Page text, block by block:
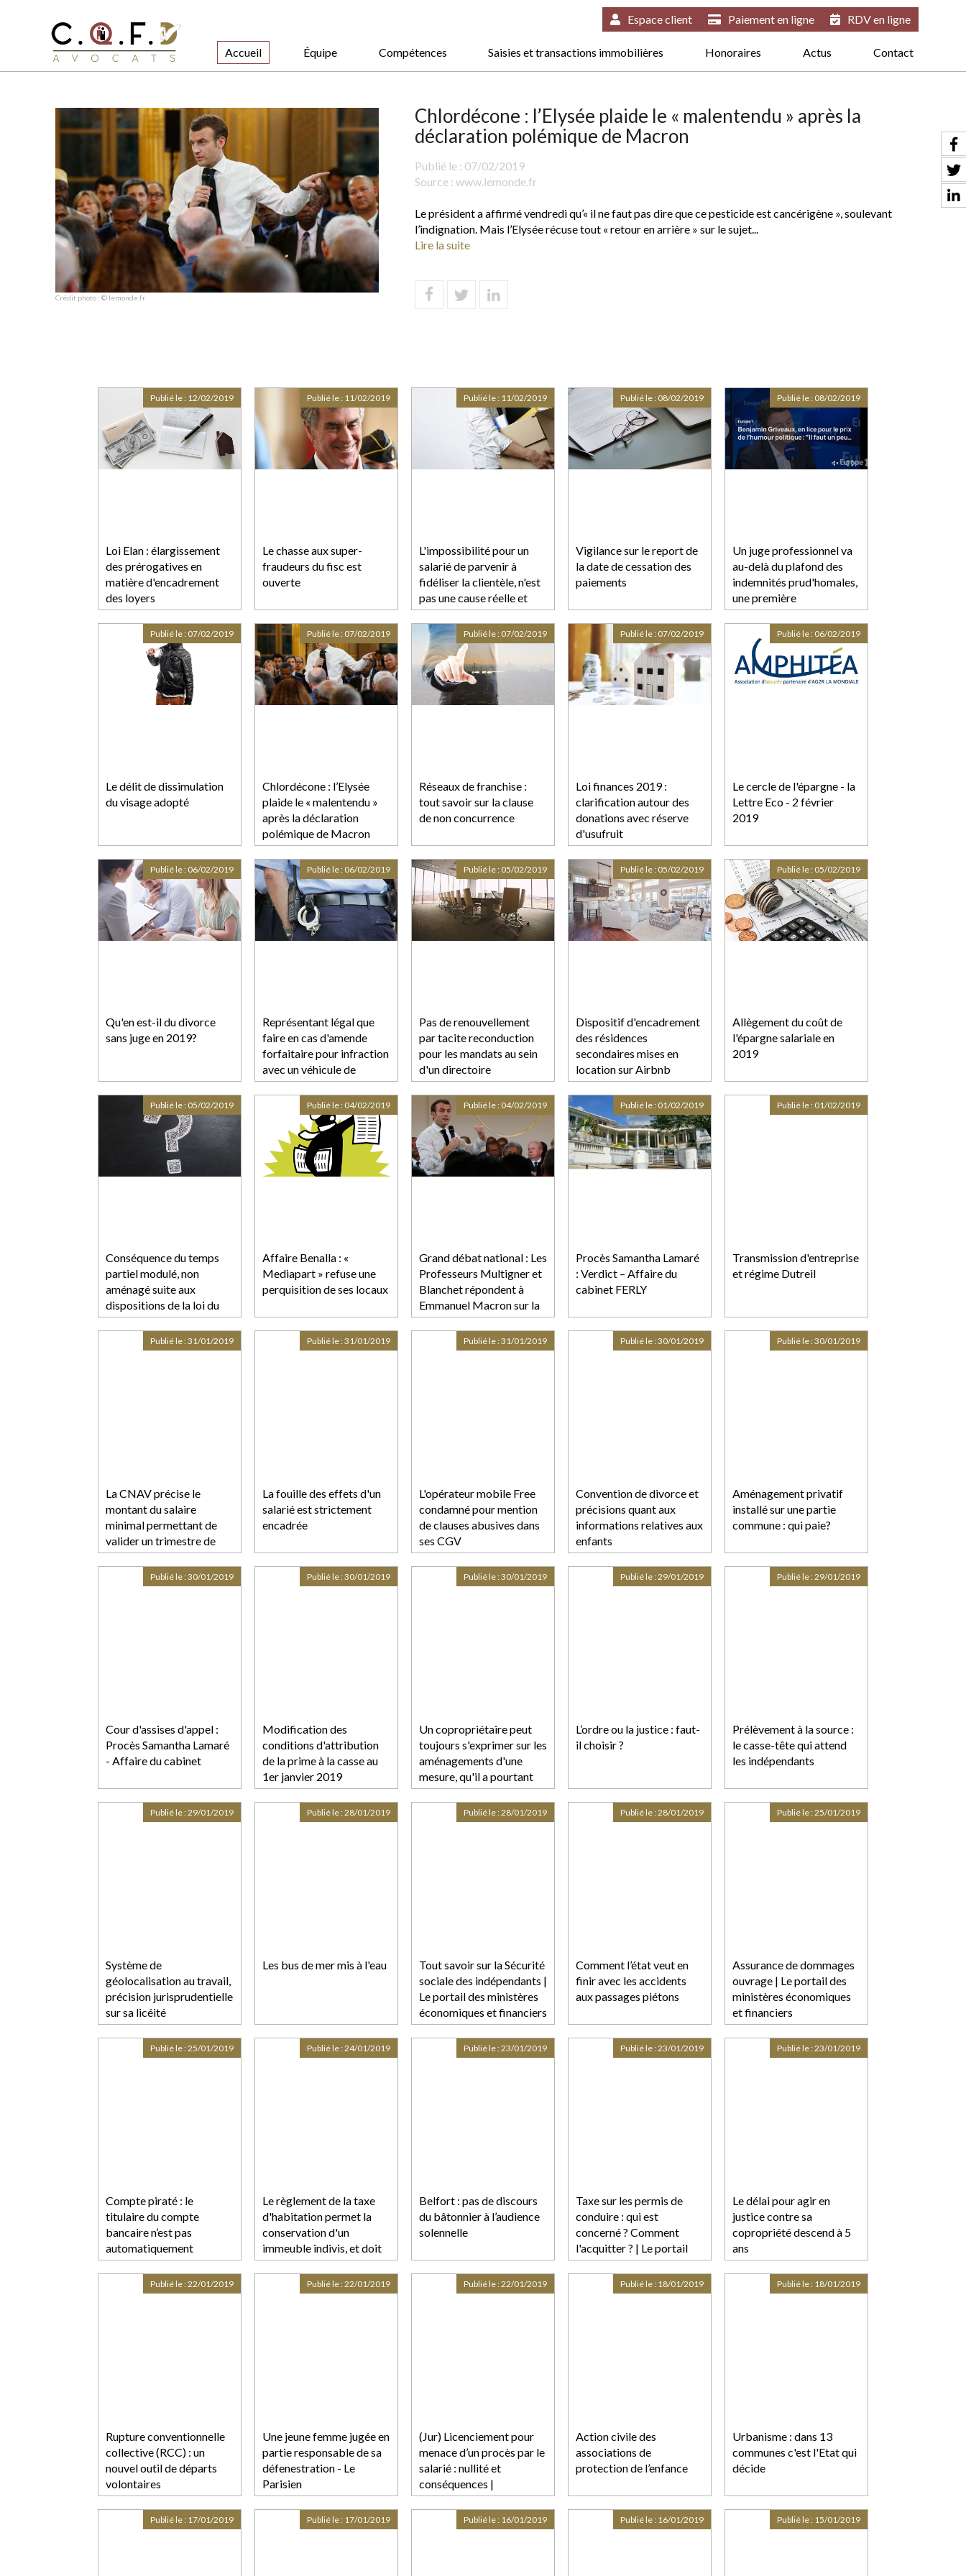
Accueil Équipe Compétences Saisies et transactions immobilières Honoraires Actus Contact
Espace client Paiement en ligne RDV en ligne
Crédit photo : © lemonde.fr
Chlordécone : l’Elysée plaide le « malentendu » après la
déclaration polémique de Macron
Publié le : 07/02/2019
Source : www.lemonde.fr
Le président a affirmé vendredi qu’« il ne faut pas dire que ce pesticide est cancérigène », soulevant
l’indignation. Mais l’Elysée récuse tout « retour en arrière » sur le sujet...
Lire la suite
Loi Elan : élargissement
des prérogatives en
matière d'encadrement
des loyers
Publié le : 12/02/2019
Le chasse aux super-
fraudeurs du fisc est
ouverte
Publié le : 11/02/2019
L'impossibilité pour un
salarié de parvenir à
fidéliser la clientèle, n'est
pas une cause réelle et
sérieuse pour justifier un
licenciement
Publié le : 11/02/2019
Vigilance sur le report de
la date de cessation des
paiements
Publié le : 08/02/2019
Un juge professionnel va
au-delà du plafond des
indemnités prud'homales,
une première
Publié le : 08/02/2019
Le délit de dissimulation
du visage adopté
Publié le : 07/02/2019
Chlordécone : l’Elysée
plaide le « malentendu »
après la déclaration
polémique de Macron
Publié le : 07/02/2019
Réseaux de franchise :
tout savoir sur la clause
de non concurrence
Publié le : 07/02/2019
Loi finances 2019 :
clarification autour des
donations avec réserve
d'usufruit
Publié le : 07/02/2019
Le cercle de l'épargne - la
Lettre Eco - 2 février
2019
Publié le : 06/02/2019
Qu'en est-il du divorce
sans juge en 2019?
Publié le : 06/02/2019
Représentant légal que
faire en cas d'amende
forfaitaire pour infraction
avec un véhicule de
société?
Publié le : 06/02/2019
Pas de renouvellement
par tacite reconduction
pour les mandats au sein
d'un directoire
Publié le : 05/02/2019
Dispositif d'encadrement
des résidences
secondaires mises en
location sur Airbnb
Publié le : 05/02/2019
Allègement du coût de
l'épargne salariale en
2019
Publié le : 05/02/2019
Conséquence du temps
partiel modulé, non
aménagé suite aux
dispositions de la loi du
20 août 2008
Publié le : 05/02/2019
Affaire Benalla : «
Mediapart » refuse une
perquisition de ses locaux
Publié le : 04/02/2019
Grand débat national : Les
Professeurs Multigner et
Blanchet répondent à
Emmanuel Macron sur la
dangerosité du
chlordécone
Publié le : 04/02/2019
Procès Samantha Lamaré
: Verdict – Affaire du
cabinet FERLY
Publié le : 01/02/2019
Transmission d'entreprise
et régime Dutreil
Publié le : 01/02/2019
La CNAV précise le
montant du salaire
minimal permettant de
valider un trimestre de
retraite en 2019
Publié le :31/01/2019
La fouille des effets d'un
salarié est strictement
encadrée
Publié le :31/01/2019
L'opérateur mobile Free
condamné pour mention
de clauses abusives dans
ses CGV
Publié le :31/01/2019
Convention de divorce et
précisions quant aux
informations relatives aux
enfants
Publié le :30/01/2019
Aménagement privatif
installé sur une partie
commune : qui paie?
Publié le :30/01/2019
Cour d'assises d'appel :
Procès Samantha Lamaré
- Affaire du cabinet
Publié le :30/01/2019
Modification des
conditions d'attribution
de la prime à la casse au
1er janvier 2019
Publié le :30/01/2019
Un copropriétaire peut
toujours s'exprimer sur les
aménagements d'une
mesure, qu'il a pourtant
rejeté lors d'un vote
Publié le :30/01/2019
L’ordre ou la justice : faut-
il choisir ?
Publié le :29/01/2019
Prélèvement à la source :
le casse-tête qui attend
les indépendants
Publié le :29/01/2019
Système de
géolocalisation au travail,
précision jurisprudentielle
sur sa licéité
Publié le :29/01/2019
Les bus de mer mis à l'eau
Publié le :28/01/2019
Tout savoir sur la Sécurité
sociale des indépendants |
Le portail des ministères
économiques et financiers
Publié le :28/01/2019
Comment l’état veut en
finir avec les accidents
aux passages piétons
Publié le :28/01/2019
Assurance de dommages
ouvrage | Le portail des
ministères économiques
et financiers
Publié le :25/01/2019
Compte piraté : le
titulaire du compte
bancaire n’est pas
automatiquement
responsable
Publié le :25/01/2019
Le règlement de la taxe
d'habitation permet la
conservation d'un
immeuble indivis, et doit
donc être supporté par les
deux ex-époux
Publié le :24/01/2019
Belfort : pas de discours
du bâtonnier à l’audience
solennelle
Publié le :23/01/2019
Taxe sur les permis de
conduire : qui est
concerné ? Comment
l'acquitter ? | Le portail
des ministères
économiques et financiers
Publié le :23/01/2019
Le délai pour agir en
justice contre sa
copropriété descend à 5
ans
Publié le :23/01/2019
Rupture conventionnelle
collective (RCC) : un
nouvel outil de départs
volontaires
Publié le :22/01/2019
Une jeune femme jugée en
partie responsable de sa
défenestration - Le
Parisien
Publié le :22/01/2019
(Jur) Licenciement pour
menace d’un procès par le
salarié : nullité et
conséquences |
Lextenso.fr
Publié le :22/01/2019
Action civile des
associations de
protection de l’enfance
Publié le : 18/01/2019
Urbanisme : dans 13
communes c'est l'Etat qui
décide
Publié le : 18/01/2019
Publié le : 17/01/2019 Publié le : 17/01/2019 Publié le : 16/01/2019 Publié le : 16/01/2019 Publié le : 15/01/2019